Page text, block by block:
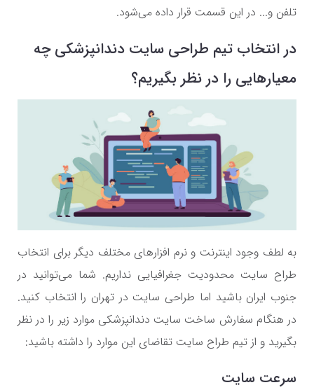
تلفن و... در این قسمت قرار داده می‌شود.
در انتخاب تیم طراحی سایت دندانپزشکی چه
معیارهایی را در نظر بگیریم؟
به لطف وجود اینترنت و نرم افزارهای مختلف دیگر برای انتخاب
طراح سایت محدودیت جغرافیایی نداریم. شما می‌توانید در
جنوب ایران باشید اما طراحی سایت در تهران را انتخاب کنید.
در هنگام سفارش ساخت سایت دندانپزشکی موارد زیر را در نظر
بگیرید و از تیم طراح سایت تقاضای این موارد را داشته باشید:
سرعت سایت